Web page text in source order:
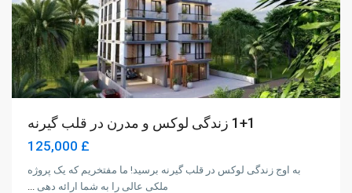
1+1 زندگی لوکس و مدرن در قلب گیرنه
£ 125,000
به اوج زندگی لوکس در قلب گیرنه برسید! ما مفتخریم که یک پروژه
ملکی عالی را به شما ارائه دهی ...